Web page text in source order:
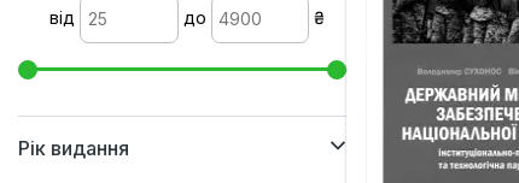
від до ₴
Рік видання